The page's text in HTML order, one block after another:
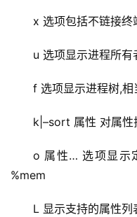
x 选项包括不链接终
u 选项显示进程所有
f 选项显示进程树,
k|–sort 属性 对属性
o 属性… 选项显示
%mem
L 显示支持的属性列